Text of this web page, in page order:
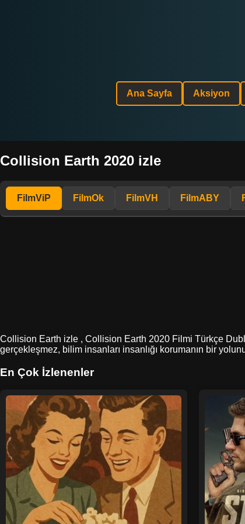
Ana Sayfa Aksiyon
Collision Earth 2020 izle
FilmViP FilmOk FilmVH FilmABY
Collision Earth izle , Collision Earth 2020 Filmi Türkçe
gerçekleşmez, bilim insanları insanlığı korumanın bir
En Çok İzlenenler